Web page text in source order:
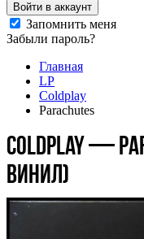
Войти в аккаунт
Запомнить меня
Забыли пароль?
Главная
LP
Coldplay
Parachutes
Coldplay —
винил)